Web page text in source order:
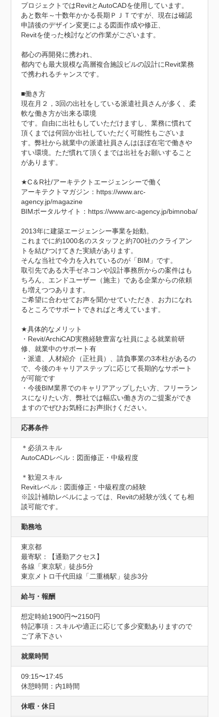
プロジェクトではRevitとAutoCADを使用しています。
あと数年～十数年かかる長期ＰＪＴですが、現在は確認
申請後のデザイン変更による図面作成や修正、
Revitを使った検討などの作業がございます。
都心の再開発に携われ、
都内でも最大規模な高層複合施設ビルの設計にRevit業務
で携われるチャンスです。
■働き方
現在月２，3回の出社をしている派遣社員さんが多く、柔
軟な働き方が出来る環境
です。自由に出社もしていただけますし、業務に慣れて
頂くまでは何回か出社していただく可能性もございま
す。弊社から就業中の派遣社員さんはほぼ在宅で働きや
すい環境。ただ慣れて頂くまでは出社をお願いすること
があります。
★C＆R社/アーキテクトエージェンシーで働く
アーキテクトマガジン：https://www.arc-
agency.jp/magazine
BIMポータルサイト：https://www.arc-agency.jp/bimnoba/
2013年に建築エージェンシー事業を始動。
これまでに約1000名のスタッフと約700社のクライアン
トを結びつけてきた実績があります。
そんな当社で今力を入れているのが「BIM」です。
取引先である大手ゼネコンや設計事務所からの案件はも
ちろん、エンドユーザー（施主）である企業からの依頼
も増えつつあります。
ご希望に合わせてお声を聞かせていただき、お力になれ
るところでサポートできればと考えています。
★具体的なメリット
・Revit/ArchiCAD実務経験豊富な社員による就業前研
修、就業中のサポート有
・派遣、人材紹介（正社員）、請負事業の3本柱があるの
で、今後のキャリアステップに応じて長期的なサポート
が可能です
・今後BIM業界でのキャリアアップしたい方、フリーラン
スになりたい方、弊社では幅広い働き方のご提案ができ
ますのでぜひお気軽にお声掛けください。
応募条件
＊必須スキル
AutoCADレベル：図面修正・中級程度
＊歓迎スキル
Revitレベル：図面修正・中級程度の経験
※設計補助レベルによっては、Revitの経験が浅くても相
談可能です。
勤務地
東京都
最寄駅：【通勤アクセス】
各線「東京駅」徒歩5分
東京メトロ千代田線「二重橋駅」徒歩3分
給与・報酬
想定時給1900円〜2150円
特記事項：スキルや適正に応じて多少変動ありますので
ご了承下さい
就業時間
09:15〜17:45
休憩時間：内1時間
休暇・休日